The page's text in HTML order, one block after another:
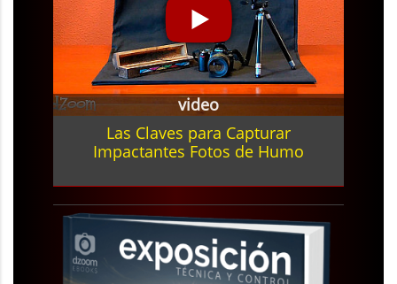
video
Las Claves para Capturar
Impactantes Fotos de Humo